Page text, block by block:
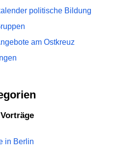
politische Bildung
am Ostkreuz
in Berlin